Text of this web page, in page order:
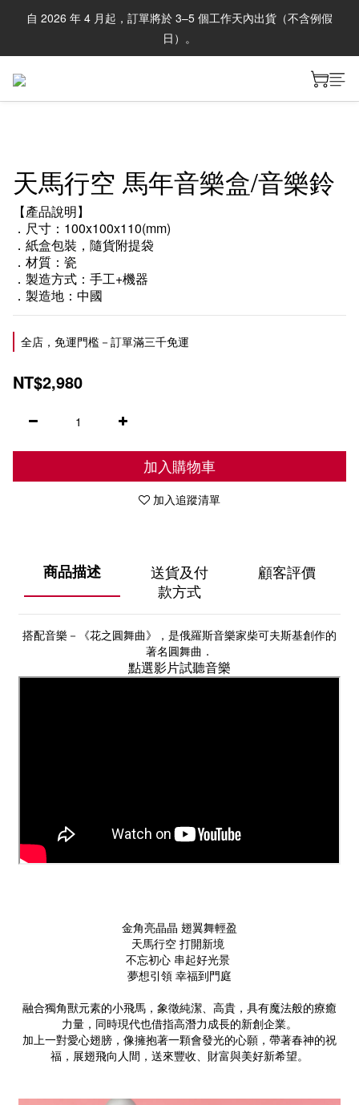
自 2026 年 4 月起，訂單將於 3–5 個工作天內出貨（不含例假
日）。
天馬行空 馬年音樂盒/音樂鈴
【產品說明】
．尺寸：100x100x110(mm)
．紙盒包裝，隨貨附提袋
．材質：瓷
．製造方式：手工+機器
．製造地：中國
全店，免運門檻－訂單滿三千免運
NT$2,980
加入購物車
加入追蹤清單
商品描述
送貨及付
款方式
顧客評價
搭配音樂－《花之圓舞曲》，是俄羅斯音樂家柴可夫斯基創作的
著名圓舞曲．
點選影片試聽音樂
金角亮晶晶 翅翼舞輕盈
天馬行空 打開新境
不忘初心 串起好光景
夢想引領 幸福到門庭
融合獨角獸元素的小飛馬，象徵純潔、高貴，具有魔法般的療癒
力量，同時現代也借指高潛力成長的新創企業。
加上一對愛心翅膀，像擁抱著一顆會發光的心願，帶著春神的祝
福，展翅飛向人間，送來豐收、財富與美好新希望。